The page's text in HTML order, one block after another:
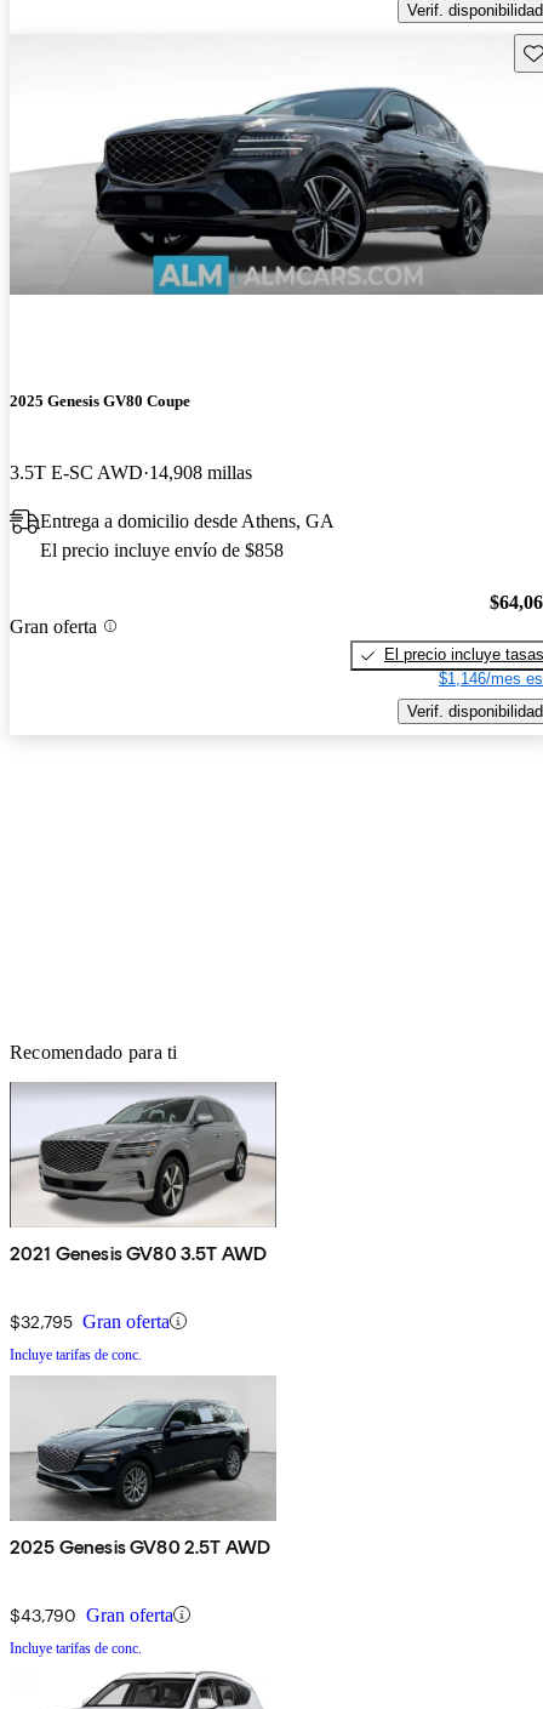
Verif. disponibilidad
2025 Genesis GV80 Coupe
3.5T E-SC AWD 14,908 millas
Entrega a domicilio desde Athens, GA
El precio incluye envío de $858
Gran oferta
El precio incluye tasas
$1,146/mes
Verif. disponibilidad
Recomendado para ti
2021 Genesis GV80 3.5T AWD
$32,795 Gran oferta
Incluye tarifas de conc.
2025 Genesis GV80 2.5T AWD
$43,790 Gran oferta
Incluye tarifas de conc.